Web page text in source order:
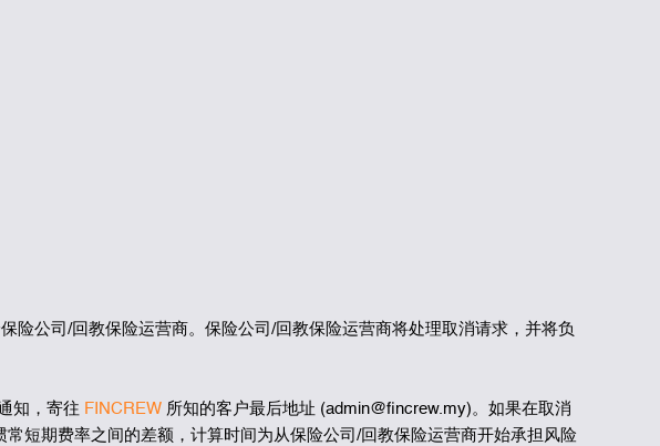
险公司/回教保险运营商。保险公司/回教保险运营商将处理取消请求，并将负
知，寄往 FINCREW 所知的客户最后地址 (admin@fincrew.my)。如果在取消
短期费率之间的差额，计算时间为从保险公司/回教保险运营商开始承担风险